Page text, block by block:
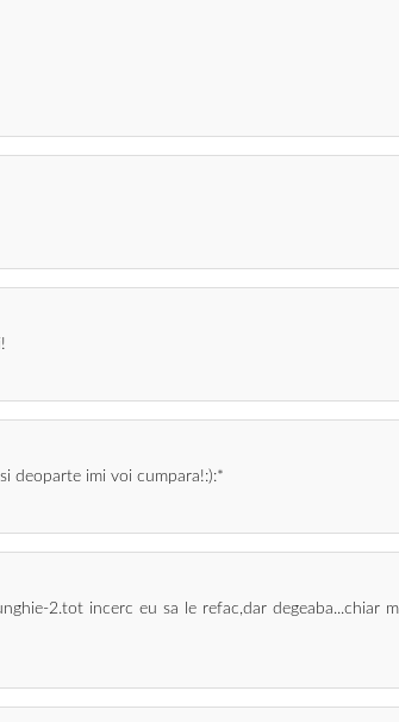
deoparte imi voi cumpara!:):*
2.tot incerc eu sa le refac,dar degeaba...chiar